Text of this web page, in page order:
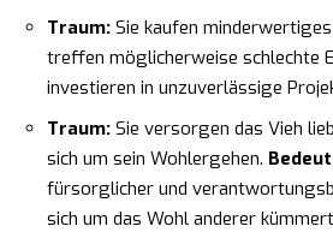
Traum: Sie kaufen minderwertiges
treffen möglicherweise schlechte
investieren in unzuverlässige
Traum: Sie versorgen das Vieh
sich um sein Wohlergehen.
fürsorglicher und
sich um das Wohl anderer